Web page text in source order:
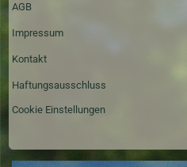
AGB
Impressum
Kontakt
Haftungsausschluss
Cookie Einstellungen